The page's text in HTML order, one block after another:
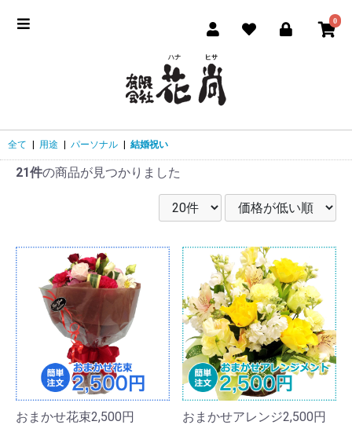
0
全て 用途 パーソナル 結婚祝い
21件の商品が見つかりました
おまかせ花束2,500円
おまかせアレンジ2,500円